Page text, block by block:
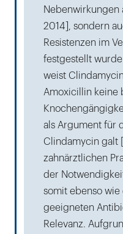
Nebenwirkungen
2014], sondern
Resistenzen im
festgestellt wurde
weist
Amoxicillin keine
als Argument für
Clindamycin galt
zahnärztlichen
der
somit ebenso wie
geeigneten
Relevanz.